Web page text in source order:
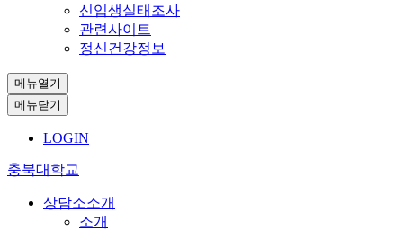
신입생실태조사
관련사이트
정신건강정보
메뉴열기
메뉴닫기
LOGIN
충북대학교
상담소소개
소개